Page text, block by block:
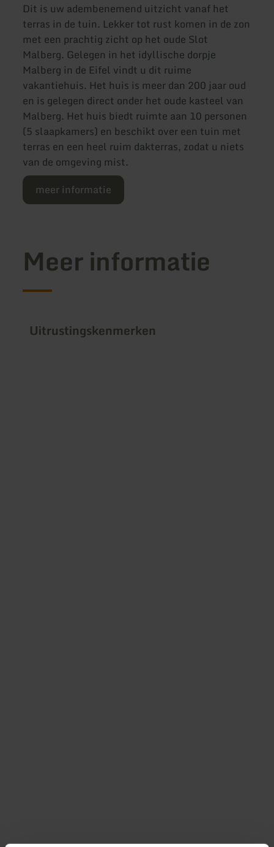
Dit is uw adembenemend uitzicht vanaf het
terras in de tuin. Lekker tot rust komen in de zon
met een prachtig zicht op het oude Slot
Malberg. Gelegen in het idyllische dorpje
Malberg in de Eifel vindt u dit ruime
vakantiehuis. Het huis is meer dan 200 jaar oud
en is gelegen direct onder het oude kasteel van
Malberg. Het huis biedt ruimte aan 10 personen
(5 slaapkamers) en beschikt over een tuin met
terras en een heel ruim dakterras, zodat u niets
van de omgeving mist.
meer informatie
Meer informatie
Uitrustingskenmerken